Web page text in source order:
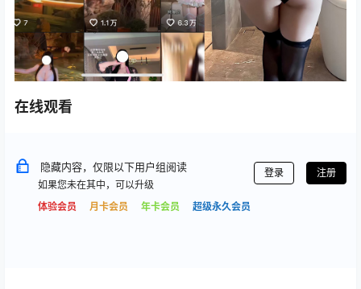
在线观看
隐藏内容，仅限以下用户组阅读
如果您未在其中，可以升级
体验会员
月卡会员 年卡会员 超级永久会员
登录 注册